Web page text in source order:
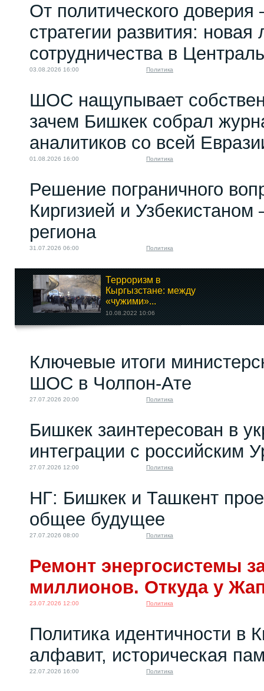
От политического
стратегии развития: новая
сотрудничества в
03.08.2026 16:00 Политика
ШОС нащупывает
зачем Бишкек собрал
аналитиков со всей
01.08.2026 16:00 Политика
Решение пограничного
Киргизией и Узбекистаном
региона
31.07.2026 06:00 Политика
Терроризм в
Кыргызстане: между
«чужими»...
10.08.2022 10:06
Токаева....
Ключевые итоги
ШОС в Чолпон-Ате
27.07.2026 20:00 Политика
Бишкек заинтересован в
интеграции с российским
27.07.2026 12:00 Политика
НГ: Бишкек и Ташкент
общее будущее
27.07.2026 08:00 Политика
Ремонт энергосистемы
миллионов. Откуда у
23.07.2026 12:00 Политика
Политика идентичности в
алфавит, историческая
22.07.2026 16:00 Политика